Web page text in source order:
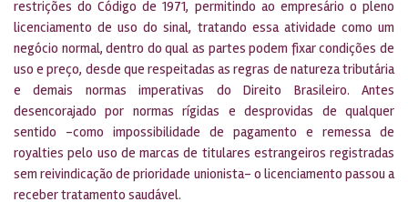
restrições do Código de 1971, permitindo ao empresário o pleno
licenciamento de uso do sinal, tratando essa atividade como um
negócio normal, dentro do qual as partes podem fixar condições de
uso e preço, desde que respeitadas as regras de natureza tributária
e demais normas imperativas do Direito Brasileiro. Antes
desencorajado por normas rígidas e desprovidas de qualquer
sentido -como impossibilidade de pagamento e remessa de
royalties pelo uso de marcas de titulares estrangeiros registradas
sem reivindicação de prioridade unionista- o licenciamento passou a
receber tratamento saudável.